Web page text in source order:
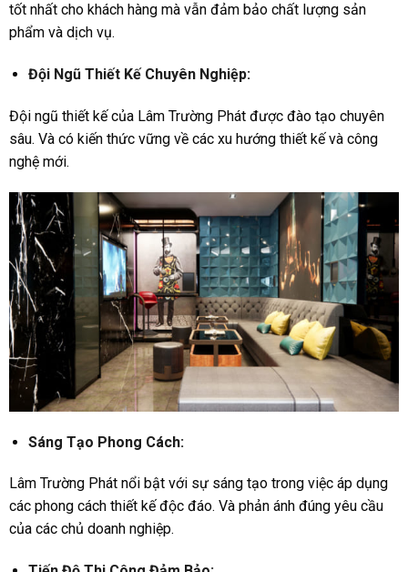
tốt nhất cho khách hàng mà vẫn đảm bảo chất lượng sản
phẩm và dịch vụ.
Đội Ngũ Thiết Kế Chuyên Nghiệp:
Đội ngũ thiết kế của Lâm Trường Phát được đào tạo chuyên
sâu. Và có kiến thức vững về các xu hướng thiết kế và công
nghệ mới.
Sáng Tạo Phong Cách:
Lâm Trường Phát nổi bật với sự sáng tạo trong việc áp dụng
các phong cách thiết kế độc đáo. Và phản ánh đúng yêu cầu
của các chủ doanh nghiệp.